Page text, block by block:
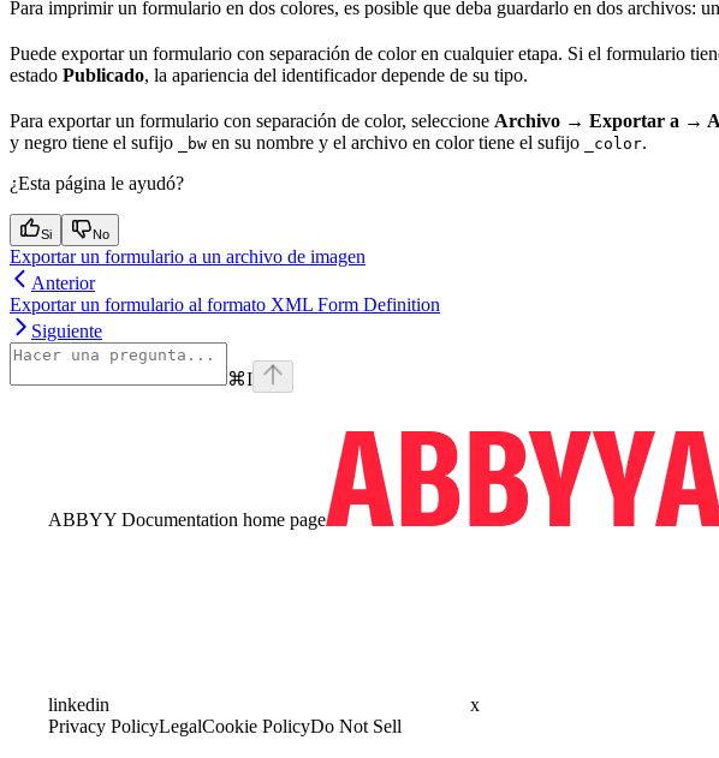
Para imprimir un formulario en dos colores, es posible que deba guardarlo en dos archivos:
Puede exportar un formulario con separación de color en cualquier etapa. Si el formulario
estado Publicado, la apariencia del identificador depende de su tipo.
Para exportar un formulario con separación de color, seleccione Archivo → Exportar a →
y negro tiene el sufijo
_bw en su nombre y el archivo en color tiene el sufijo _color.
¿Esta página le ayudó?
Si No
Exportar un formulario a un archivo de imagen
Anterior
Exportar un formulario al formato XML Form Definition
Siguiente
⌘I
ABBYY Documentation home page
linkedin
x
Privacy PolicyLegalCookie PolicyDo Not Sell